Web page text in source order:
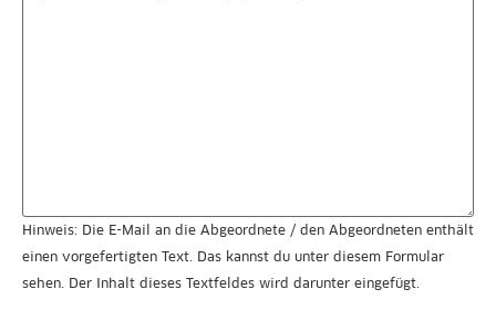
Hinweis: Die E-Mail an die Abgeordnete / den Abgeordneten enthält
einen vorgefertigten Text. Das kannst du unter diesem Formular
sehen. Der Inhalt dieses Textfeldes wird darunter eingefügt.